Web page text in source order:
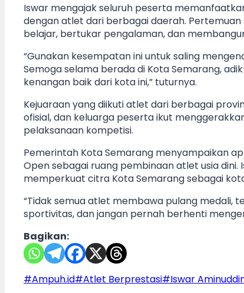
Iswar mengajak seluruh peserta
dengan atlet dari berbagai daerah.
belajar, bertukar pengalaman, dan
“Gunakan kesempatan ini untuk saling
Semoga selama berada di Kota Semarang,
kenangan baik dari kota ini,” tuturnya.
Kejuaraan yang diikuti atlet dari berbagai
ofisial, dan keluarga peserta ikut
pelaksanaan kompetisi.
Pemerintah Kota Semarang menyampaikan
Open sebagai ruang pembinaan atlet usia
memperkuat citra Kota Semarang sebagai
“Tidak semua atlet membawa pulang medali,
sportivitas, dan jangan pernah berhenti
Bagikan:
Post
#Ampuh.id#Atlet Berprestasi#Iswar